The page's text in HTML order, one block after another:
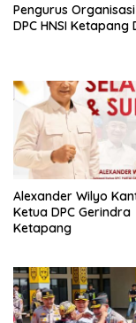
Pengurus
DPC HNSI Ketapang
Alexander Wilyo
Ketua DPC Gerindra
Ketapang